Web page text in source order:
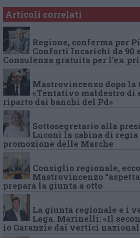
Articoli correlati
Regione, conferma per
Conforti Incarichi da 90
Consulenza gratuita per l’ex
Mastrovincenzo dopo la
«Tentativo maldestro di
riparto dai banchi del Pd»
Sottosegretario alla
Luconi la cabina di
promozione delle Marche
Consiglio regionale,
Mastrovincenzo
prepara la giunta a otto
La giunta regionale e i
Lega. Marinelli: «Il
io Garanzie dai vertici